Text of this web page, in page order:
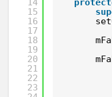
14
15
16
17
18
19
20
21
22
23